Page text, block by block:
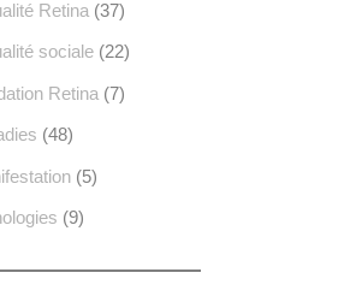
Retina (37)
sociale (22)
Retina (7)
(48)
(5)
(9)